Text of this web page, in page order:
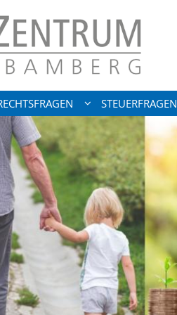
STEUERFRAGEN